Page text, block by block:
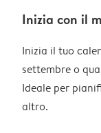
Inizia con il
Inizia il tuo
settembre o
Ideale per
altro.